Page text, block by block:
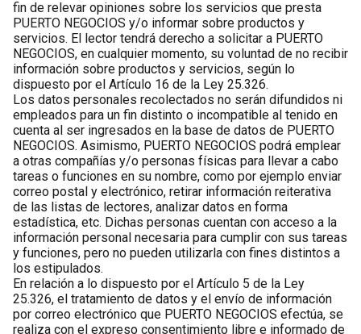
fin de relevar opiniones sobre los servicios que presta
PUERTO NEGOCIOS y/o informar sobre productos y
servicios. El lector tendrá derecho a solicitar a PUERTO
NEGOCIOS, en cualquier momento, su voluntad de no recibir
información sobre productos y servicios, según lo
dispuesto por el Artículo 16 de la Ley 25.326.
Los datos personales recolectados no serán difundidos ni
empleados para un fin distinto o incompatible al tenido en
cuenta al ser ingresados en la base de datos de PUERTO
NEGOCIOS. Asimismo, PUERTO NEGOCIOS podrá emplear
a otras compañías y/o personas físicas para llevar a cabo
tareas o funciones en su nombre, como por ejemplo enviar
correo postal y electrónico, retirar información reiterativa
de las listas de lectores, analizar datos en forma
estadística, etc. Dichas personas cuentan con acceso a la
información personal necesaria para cumplir con sus tareas
y funciones, pero no pueden utilizarla con fines distintos a
los estipulados.
En relación a lo dispuesto por el Artículo 5 de la Ley
25.326, el tratamiento de datos y el envío de información
por correo electrónico que PUERTO NEGOCIOS efectúa, se
realiza con el expreso consentimiento libre e informado de